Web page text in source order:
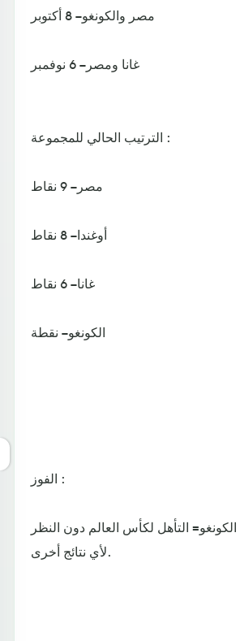
مصر والكونغو – 8 أكتوبر
غانا ومصر – 6 نوفمبر
الترتيب الحالي للمجموعة :
مصر – 9 نقاط
أوغندا – 8 نقاط
غانا – 6 نقاط
الكونغو – نقطة
الفوز :
التأهل لكأس العالم دون النظر
لأي نتائج أخرى.